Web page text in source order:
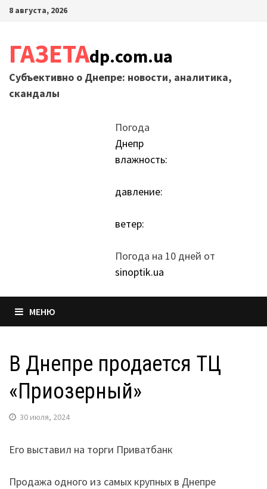
Перейти
8 августа, 2026
ГАЗЕТАdp.com.ua
Субъективно о Днепре: новости, аналитика,
скандалы
Погода
Днепр
влажность:
давление:
ветер:
Погода на 10 дней от
sinoptik.ua
МЕНЮ
В Днепре продается ТЦ
«Приозерный»
30 июля, 2024
Его выставил на торги Приватбанк
Продажа одного из самых крупных в Днепре